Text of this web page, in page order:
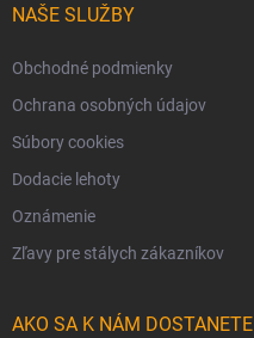
NAŠE SLUŽBY
Obchodné podmienky
Ochrana osobných údajov
Súbory cookies
Dodacie lehoty
Oznámenie
Zľavy pre stálych zákazníkov
AKO SA K NÁM DOSTANETE